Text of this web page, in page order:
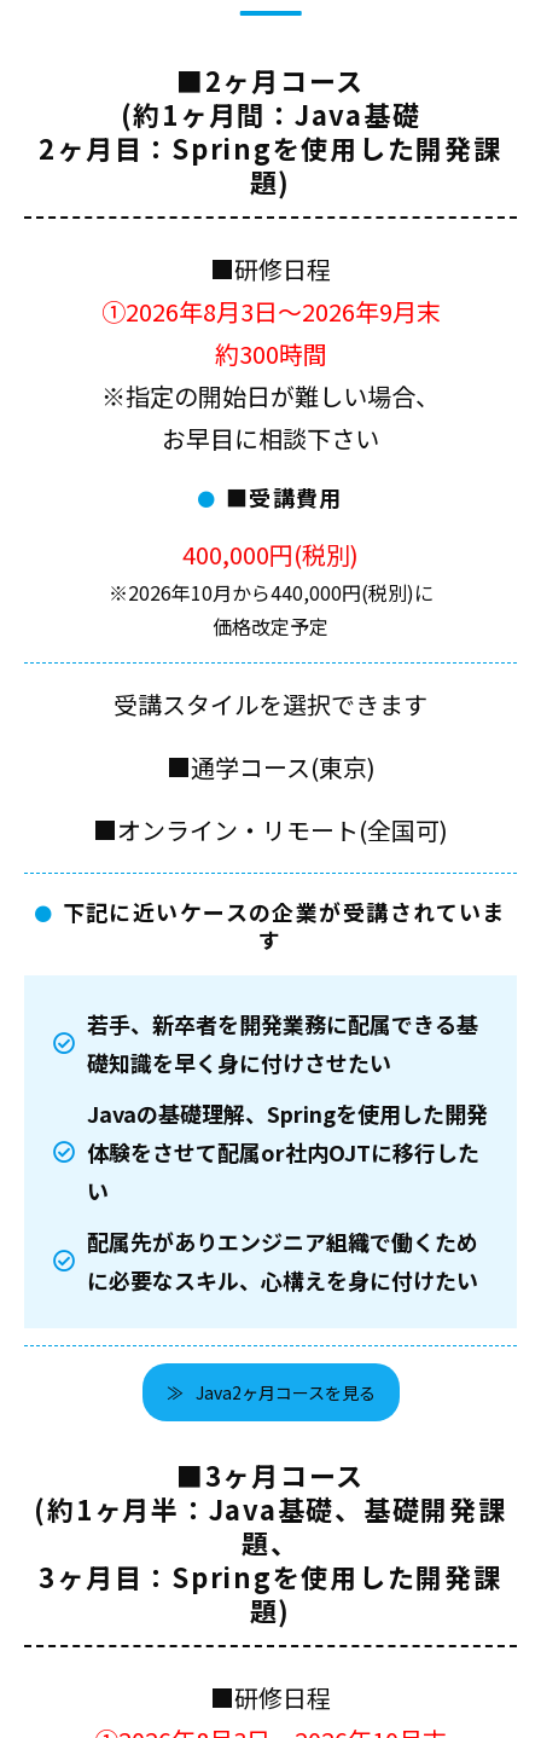
■2ヶ月コース
(約1ヶ月間：Java基礎
2ヶ月目：Springを使用した開発課
題)
■研修日程
①2026年8月3日～2026年9月末
約300時間
※指定の開始日が難しい場合、
お早目に相談下さい
■受講費用
400,000円(税別)
※2026年10月から440,000円(税別)に
価格改定予定
受講スタイルを選択できます
■通学コース(東京)
■オンライン・リモート(全国可)
下記に近いケースの企業が受講されていま
す
若手、新卒者を開発業務に配属できる基
礎知識を早く身に付けさせたい
Javaの基礎理解、Springを使用した開発
体験をさせて配属or社内OJTに移行した
い
配属先がありエンジニア組織で働くため
に必要なスキル、心構えを身に付けたい
Java2ヶ月コースを見る
■3ヶ月コース
(約1ヶ月半：Java基礎、基礎開発課
題、
3ヶ月目：Springを使用した開発課
題)
■研修日程